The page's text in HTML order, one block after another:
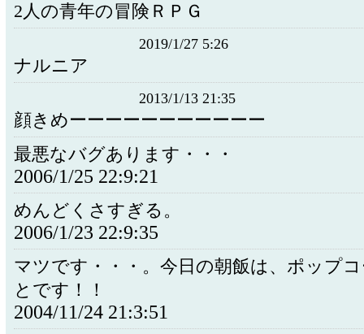
2人の青年の冒険ＲＰＧ
2019/1/27 5:26
ナルニア
2013/1/13 21:35
顔きめーーーーーーーーーーー
最悪なバグあります・・・
2006/1/25 22:9:21
めんどくさすぎる。
2006/1/23 22:9:35
マツです・・・。今日の朝飯は、ポップ
とです！！
2004/11/24 21:3:51